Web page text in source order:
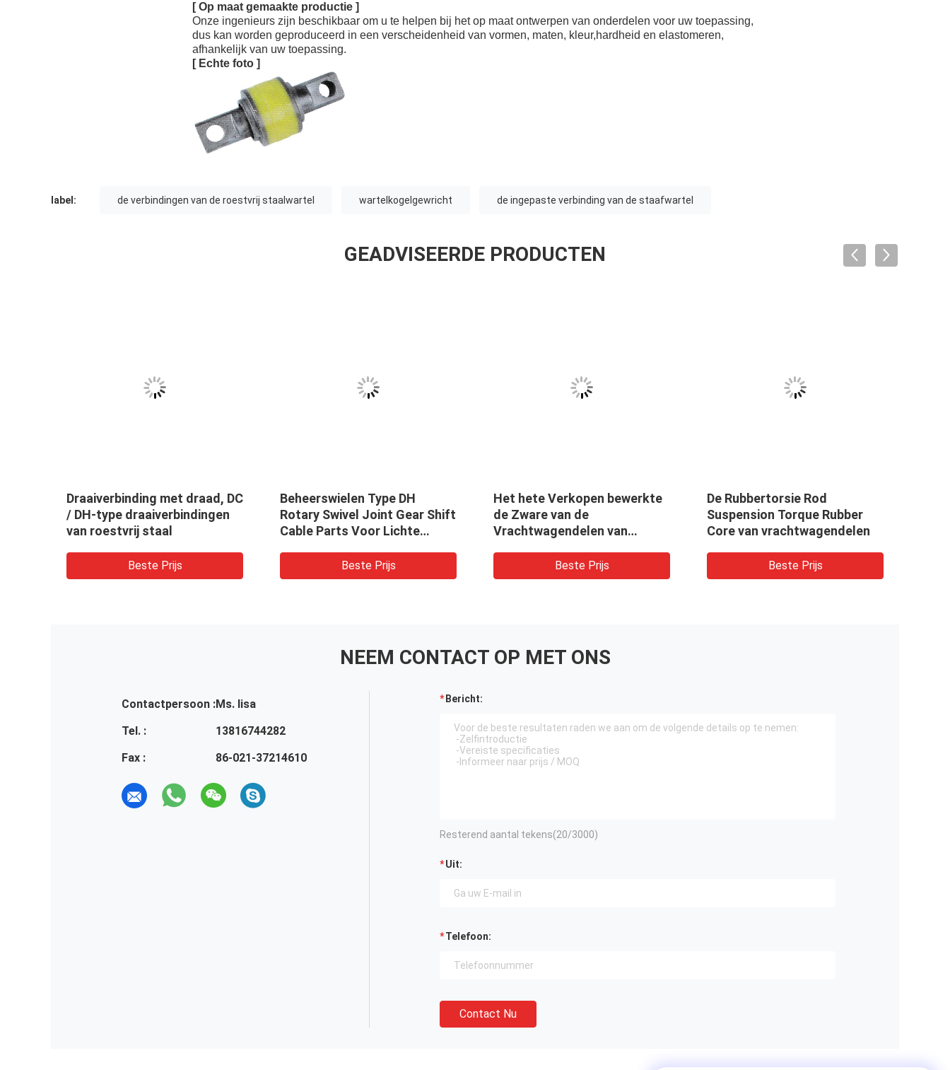
[ Op maat gemaakte productie ]
Onze ingenieurs zijn beschikbaar om u te helpen bij het op maat ontwerpen van onderdelen voor uw toepassing,
dus kan worden geproduceerd in een verscheidenheid van vormen, maten, kleur,hardheid en elastomeren,
afhankelijk van uw toepassing.
[ Echte foto ]
label: de verbindingen van de roestvrij staalwartel wartelkogelgewricht de ingepaste verbinding van de staafwartel
GEADVISEERDE PRODUCTEN
Draaiverbinding met draad, DC
/ DH-type draaiverbindingen
van roestvrij staal
Beste Prijs
Beheerswielen Type DH
Rotary Swivel Joint Gear Shift
Cable Parts Voor Lichte
Beste Prijs
Het hete Verkopen bewerkte
de Zware van de
Vrachtwagendelen van
Torsie Rod Bushing machinaal
Beste Prijs
De Rubbertorsie Rod
Suspension Torque Rubber
Core van vrachtwagendelen
Beste Prijs
NEEM CONTACT OP MET ONS
Contactpersoon :Ms. lisa
Tel. :
13816744282
Fax :
86-021-37214610
Bericht:
Resterend aantal tekens(20/3000)
Uit:
Telefoon:
Contact Nu